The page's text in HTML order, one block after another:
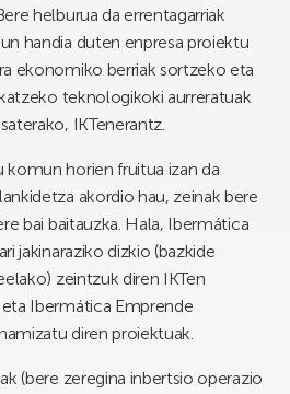
helburua da errentagarriak
handia duten enpresa proiektu
ekonomiko berriak sortzeko eta
teknologikoki aurreratuak
IKTenerantz.
komun horien fruitua izan da
akordio hau, zeinak bere
bai baitauzka. Hala, Ibermática
jakinaraziko dizkio (bazkide
zeintzuk diren IKTen
Ibermática Emprende
diren proiektuak.
(bere zeregina inbertsio operazio